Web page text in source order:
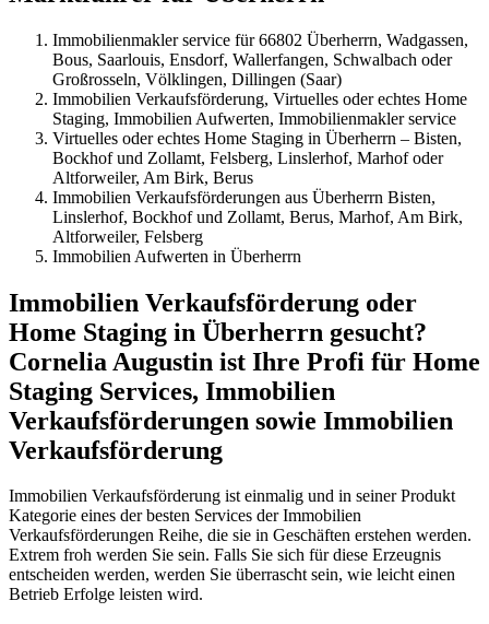
Immobilienmakler service für 66802 Überherrn, Wadgassen,
Bous, Saarlouis, Ensdorf, Wallerfangen, Schwalbach oder
Großrosseln, Völklingen, Dillingen (Saar)
Immobilien Verkaufsförderung, Virtuelles oder echtes Home
Staging, Immobilien Aufwerten, Immobilienmakler service
Virtuelles oder echtes Home Staging in Überherrn – Bisten,
Bockhof und Zollamt, Felsberg, Linslerhof, Marhof oder
Altforweiler, Am Birk, Berus
Immobilien Verkaufsförderungen aus Überherrn Bisten,
Linslerhof, Bockhof und Zollamt, Berus, Marhof, Am Birk,
Altforweiler, Felsberg
Immobilien Aufwerten in Überherrn
Immobilien Verkaufsförderung oder
Home Staging in Überherrn gesucht?
Cornelia Augustin ist Ihre Profi für Home
Staging Services, Immobilien
Verkaufsförderungen sowie Immobilien
Verkaufsförderung
Immobilien Verkaufsförderung ist einmalig und in seiner Produkt
Kategorie eines der besten Services der Immobilien
Verkaufsförderungen Reihe, die sie in Geschäften erstehen werden.
Extrem froh werden Sie sein. Falls Sie sich für diese Erzeugnis
entscheiden werden, werden Sie überrascht sein, wie leicht einen
Betrieb Erfolge leisten wird.